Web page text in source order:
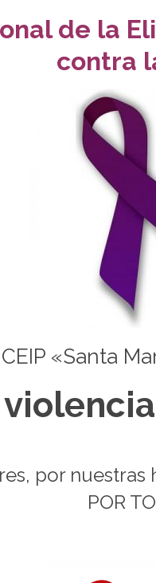
de la
contra
«Santa
por nuestras
POR